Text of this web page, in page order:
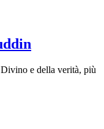
e della verità, più